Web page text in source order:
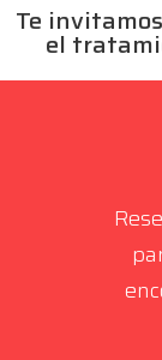
Te
el